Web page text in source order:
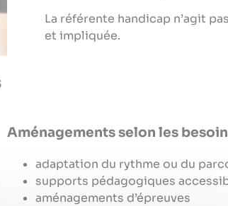
La référente handicap n’agit
et impliquée.
Aménagements selon les
adaptation du rythme ou du
supports pédagogiques
aménagements d’épreuves